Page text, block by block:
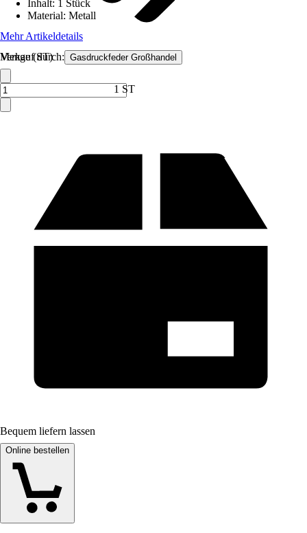
Verkauf durch: Gasdruckfeder Großhandel
Inhalt: 1 Stück
Material: Metall
Mehr Artikeldetails
Menge (ST)
1 ST
Bequem liefern lassen
Online bestellen